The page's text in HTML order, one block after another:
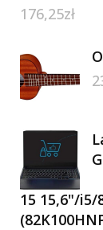
176,25zł
15 15,6"/i5/